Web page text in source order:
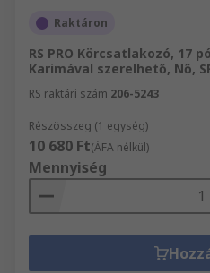
Raktáron
RS PRO Körcsatlakozó, 17
Karimával szerelhető, Nő,
RS raktári szám 206-5243
Részösszeg (1 egység)
10 680 Ft(ÁFA nélkül)
Mennyiség